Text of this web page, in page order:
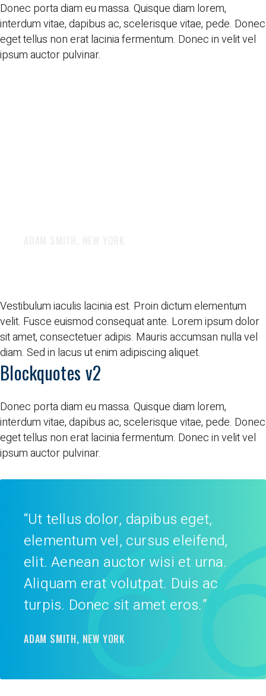
Donec porta diam eu massa. Quisque diam lorem,
interdum vitae, dapibus ac, scelerisque vitae, pede. Donec
eget tellus non erat lacinia fermentum. Donec in velit vel
ipsum auctor pulvinar.
Vestibulum iaculis lacinia est. Proin dictum elementum
velit. Fusce euismod consequat ante. Lorem ipsum dolor
sit amet, consectetuer adipis. Mauris accumsan nulla vel
diam. Sed in lacus ut enim adipiscing aliquet.
Blockquotes v2
Donec porta diam eu massa. Quisque diam lorem,
interdum vitae, dapibus ac, scelerisque vitae, pede. Donec
eget tellus non erat lacinia fermentum. Donec in velit vel
ipsum auctor pulvinar.
“Ut tellus dolor, dapibus eget,
elementum vel, cursus eleifend,
elit. Aenean auctor wisi et urna.
Aliquam erat volutpat. Duis ac
turpis. Donec sit amet eros.”
ADAM SMITH, NEW YORK